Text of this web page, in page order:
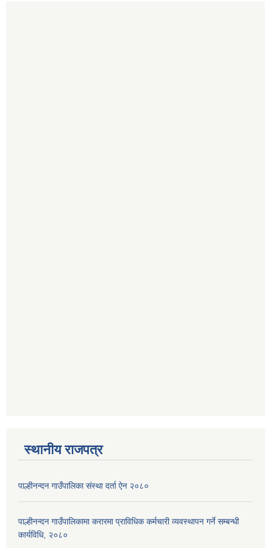
स्थानीय राजपत्र
पाल्हीनन्दन गाउँपालिका संस्था दर्ता ऐन २०८०
पाल्हीनन्दन गाउँपालिकामा करारमा प्राविधिक कर्मचारी व्यवस्थापन गर्ने सम्बन्धी
कार्यविधि, २०८०